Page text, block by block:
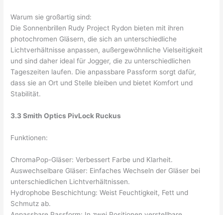
Warum sie großartig sind:
Die Sonnenbrillen Rudy Project Rydon bieten mit ihren
photochromen Gläsern, die sich an unterschiedliche
Lichtverhältnisse anpassen, außergewöhnliche Vielseitigkeit
und sind daher ideal für Jogger, die zu unterschiedlichen
Tageszeiten laufen. Die anpassbare Passform sorgt dafür,
dass sie an Ort und Stelle bleiben und bietet Komfort und
Stabilität.
3.3 Smith Optics PivLock Ruckus
Funktionen:
ChromaPop-Gläser: Verbessert Farbe und Klarheit.
Auswechselbare Gläser: Einfaches Wechseln der Gläser bei
unterschiedlichen Lichtverhältnissen.
Hydrophobe Beschichtung: Weist Feuchtigkeit, Fett und
Schmutz ab.